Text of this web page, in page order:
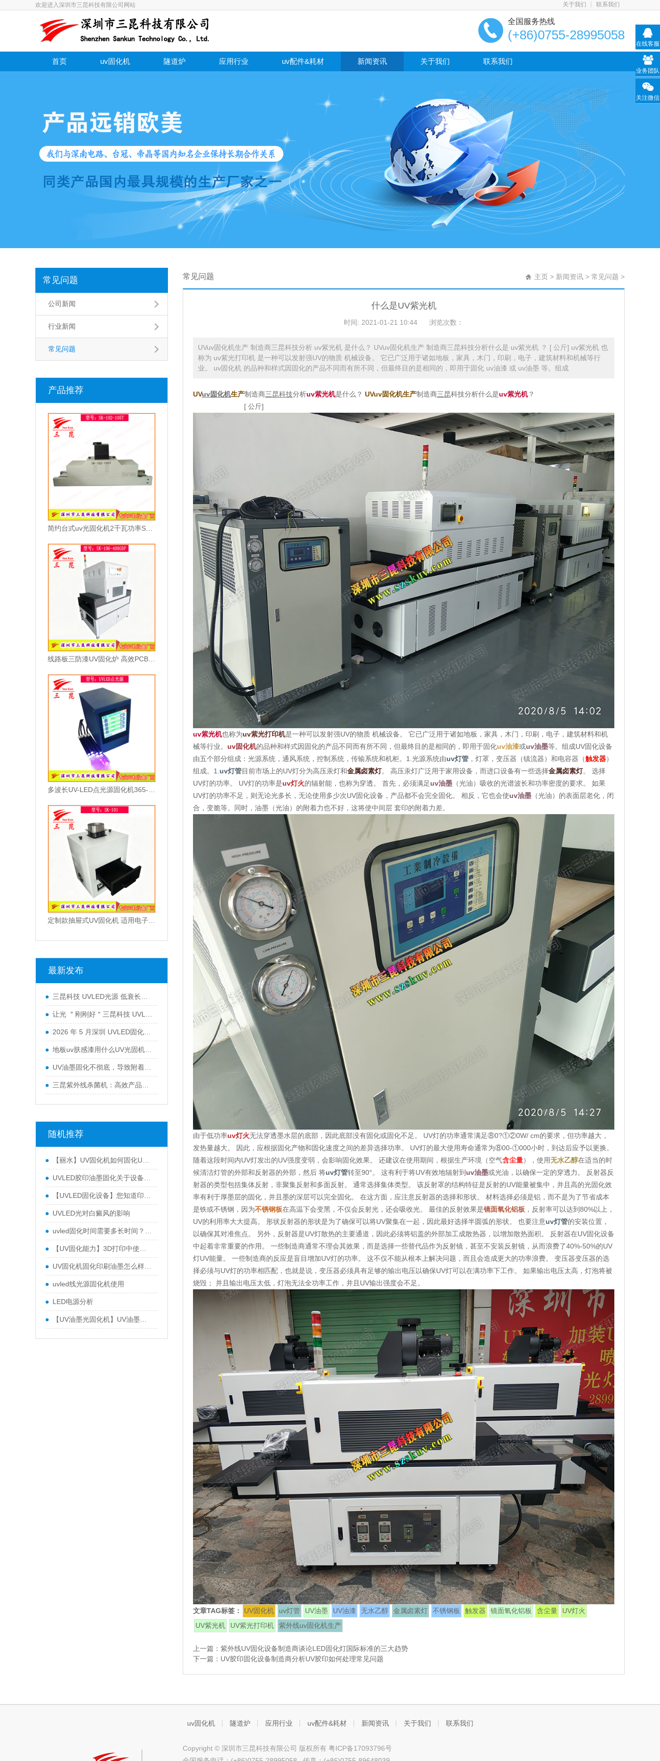
欢迎进入深圳市三昆科技有限公司网站 关于我们 联系我们
全国服务热线
(+86)0755-28995058
首页 uv固化机 隧道炉 应用行业 uv配件&耗材 新闻资讯 关于我们 联系我们
常见问题
公司新闻
行业新闻
常见问题
产品推荐
最新发布
三昆科技 UVLED光源 低衰长效运行 工业通用型固化设备
让光 ＂刚刚好＂三昆科技 UVLED固化光源一站式解决方案
2026 年 5 月深圳 UVLED固化灯采购指南：五大服务商全景解析
地板uv肤感漆用什么UV光固机来干燥？
UV油墨固化不彻底，导致附着力不行怎么办？
三昆紫外线杀菌机：高效产品表面灭菌处理的优选方案
随机推荐
【丽水】UV固化机如何固化UV涂料？<br>UV固化技术原理分析
UVLED胶印油墨固化关于设备不干胶标签印刷生产提示
【UVLED固化设备】您知道印刷行业普遍选择UVLED固化机的原因吗？
UVLED光对白癜风的影响
uvled固化时间需要多长时间？ 如何评价UV胶水固化时间？
【UV固化能力】3D打印中使用的UVLED固化机是否尽可能强大？
UV固化机固化印刷油墨怎么样？ 与普通油墨相比，UV印刷油墨有什么优势？
uvled线光源固化机使用
LED电源分析
【UV油墨光固化机】UV油墨光固化设备选择三个昆的三个原因
常见问题 主页 > 新闻资讯 > 常见问题 >
什么是UV紫光机
时间: 2021-01-21 10:44 浏览次数：
UVuv固化机生产 制造商三昆科技分析 uv紫光机 是什么？ UVuv固化机生产 制造商三昆科技分析什么是 uv紫光机 ？ [ 公斤] uv紫光机 也
称为 uv紫光打印机 是一种可以发射强UV的物质 机械设备。 它已广泛用于诸如地板，家具，木门，印刷，电子，建筑材料和机械等行
业。 uv固化机 的品种和样式因固化的产品不同而有所不同，但最终目的是相同的，即用于固化 uv油漆 或 uv油墨 等。组成
UVuv固化机生产制造商三昆科技分析uv紫光机是什么？ UVuv固化机生产制造商三昆科技分析什么是uv紫光机？
[ 公斤]
uv紫光机也称为uv紫光打印机是一种可以发射强UV的物质 机械设备。 它已广泛用于诸如地板，家具，木门，印刷，电子，建筑材料和机
械等行业。 uv固化机的品种和样式因固化的产品不同而有所不同，但最终目的是相同的，即用于固化uv油漆或uv油墨等。组成UV固化设备
由五个部分组成：光源系统，通风系统，控制系统，传输系统和机柜。1.光源系统由uv灯管 ，灯罩，变压器（镇流器）和电容器（触发器）
组成。1. uv灯管目前市场上的UV灯分为高压汞灯和金属卤素灯。 高压汞灯广泛用于家用设备，而进口设备有一些选择金属卤素灯。 选择
UV灯的功率。 UV灯的功率是uv灯火的辐射能，也称为穿透。 首先，必须满足uv油墨 （光油）吸收的光谱波长和功率密度的要求。 如果
UV灯的功率不足，则无论光多长，无论使用多少次UV固化设备，产品都不会完全固化。 相反，它也会使uv油墨 （光油）的表面层老化，闭
合，变脆等。同时，油墨（光油）的附着力也不好，这将使中间层 套印的附着力差。
由于低功率uv灯火无法穿透墨水层的底部，因此底部没有固化或固化不足。 UV灯的功率通常满足⑧0?①②0W/ cm的要求，但功率越大，
发热量越大。 因此，应根据固化产物和固化速度之间的差异选择功率。 UV灯的最大使用寿命通常为⑧00-①000小时，到达后应予以更换。
随着这段时间内UV灯发出的UV强度变弱，会影响固化效果。 还建议在使用期间，根据生产环境（空气含尘量），使用无水乙醇在适当的时
候清洁灯管的外部和反射器的外部，然后 将uv灯管转至90°。 这有利于将UV有效地辐射到 uv油墨或光油，以确保一定的穿透力。 反射器反
射器的类型包括集体反射，非聚集反射和多面反射。 通常选择集体类型。 该反射罩的结构特征是反射的UV能量被集中，并且高的光固化效
率有利于厚墨层的固化，并且墨的深层可以完全固化。 在这方面，应注意反射器的选择和形状。 材料选择必须是铝，而不是为了节省成本
是铁或不锈钢，因为不锈钢板在高温下会变黑，不仅会反射光，还会吸收光。 最佳的反射效果是镜面氧化铝板 ，反射率可以达到80%以上，
UV的利用率大大提高。 形状反射器的形状是为了确保可以将UV聚集在一起，因此最好选择半圆弧的形状。 也要注意uv灯管的安装位置，
以确保其对准焦点。 另外，反射器是UV灯散热的主要通道，因此必须将铝盖的外部加工成散热器，以增加散热面积。 反射器在UV固化设备
中起着非常重要的作用。 一些制造商通常不理会其效果，而是选择一些替代品作为反射镜，甚至不安装反射镜，从而浪费了40%-50%的UV
灯UV能量。 一些制造商的反应是盲目增加UV灯的功率。 这不仅不能从根本上解决问题，而且会造成更大的功率浪费。 变压器变压器的选
择必须与UV灯的功率相匹配，也就是说，变压器必须具有足够的输出电压以确保UV灯可以在满功率下工作。 如果输出电压太高，灯泡将被
烧毁； 并且输出电压太低，灯泡无法全功率工作，并且UV输出强度会不足。
文章TAG标签： UV固化机 uv灯管 UV油墨 UV油漆 无水乙醇 金属卤素灯 不锈钢板 触发器 镜面氧化铝板 含尘量
UV灯火
UV紫光机
UV紫光打印机 紫外线uv固化机生产
上一篇： 紫外线UV固化设备制造商谈论LED固化灯国际标准的三大趋势
下一篇： UV胶印固化设备制造商分析UV胶印如何处理常见问题
uv固化机 隧道炉 应用行业 uv配件&耗材 新闻资讯 关于我们 联系我们
Copyright © 深圳市三昆科技有限公司 版权所有 粤ICP备17093796号
在线客服
业务团队
关注微信